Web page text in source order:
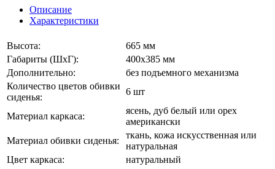
Описание
Характеристики
Высота:
665 мм
Габариты (ШхГ):
400х385 мм
Дополнительно:
без подъемного механизма
Количество цветов обивки
сиденья:
6 шт
Материал каркаса:
ясень, дуб белый или орех
американски
Материал обивки сиденья:
ткань, кожа искусственная или
натуральная
Цвет каркаса:
натуральный